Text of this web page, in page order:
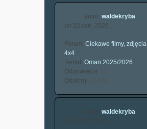
autor: waldekryba
pn 22 cze, 2026
Forum: Ciekawe filmy, zdjęcia
4x4
Temat: Oman 2025/2026
Odpowiedzi:
25
Odsłony:
25996
waldekryba